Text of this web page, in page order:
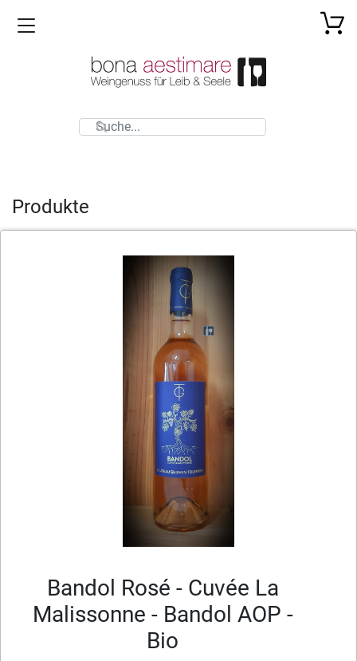
Toggle navigation
Produkte
Bandol Rosé - Cuvée La
Malissonne - Bandol AOP -
Bio